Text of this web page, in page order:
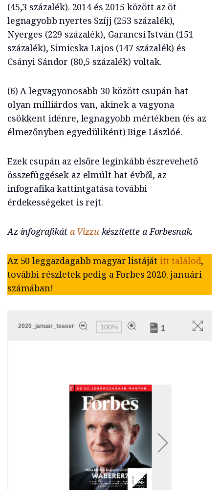
(45,3 százalék). 2014 és 2015 között az öt
legnagyobb nyertes Szíjj (253 százalék),
Nyerges (229 százalék), Garancsi István (151
százalék), Simicska Lajos (147 százalék) és
Csányi Sándor (80,5 százalék) voltak.
(6) A legvagyonosabb 30 között csupán hat
olyan milliárdos van, akinek a vagyona
csökkent idénre, legnagyobb mértékben (és az
élmezőnyben egyedüliként) Bige Lászlóé.
Ezek csupán az elsőre leginkább észrevehető
összefüggések az elmúlt hat évből, az
infografika kattintgatása további
érdekességeket is rejt.
Az infografikát a Vizzu készítette a Forbesnak.
Az 50 leggazdagabb magyar listáját itt találod,
további részletek pedig a Forbes 2020. januári
számában!